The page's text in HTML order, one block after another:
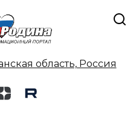
область, Россия